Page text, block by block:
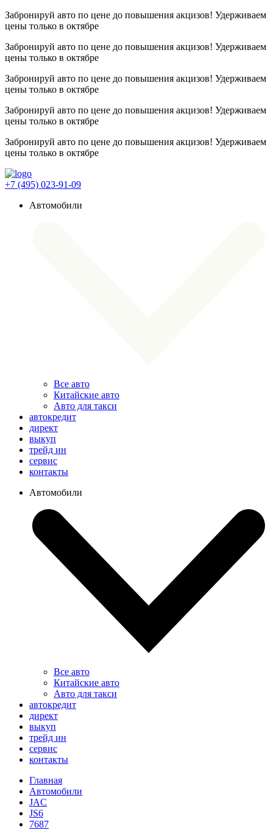
Забронируй авто по цене до повышения акцизов! Удерживаем
цены только в октябре
Забронируй авто по цене до повышения акцизов! Удерживаем
цены только в октябре
Забронируй авто по цене до повышения акцизов! Удерживаем
цены только в октябре
Забронируй авто по цене до повышения акцизов! Удерживаем
цены только в октябре
Забронируй авто по цене до повышения акцизов! Удерживаем
цены только в октябре
+7 (495) 023-91-09
Автомобили
Все авто
Китайские авто
Авто для такси
автокредит
директ
выкуп
трейд ин
сервис
контакты
Автомобили
Все авто
Китайские авто
Авто для такси
автокредит
директ
выкуп
трейд ин
сервис
контакты
Главная
Автомобили
JAC
JS6
7687